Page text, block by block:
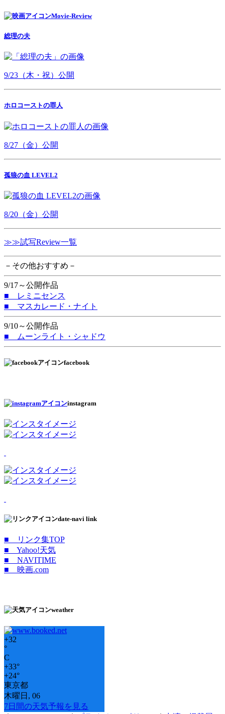
Movie-Review
総理の夫
9/23（木・祝）公開
ホロコーストの罪人
8/27（金）公開
孤狼の血 LEVEL2
8/20（金）公開
≫≫試写Review一覧
－その他おすすめ－
9/17～公開作品
■ レミニセンス
■ マスカレード・ナイト
9/10～公開作品
■ ムーンライト・シャドウ
facebook
instagram
date-navi link
■ リンク集TOP
■ Yahoo!天気
■ NAVITIME
■ 映画.com
weather
+32
°
C
+33°
+24°
東京都
木曜日, 06
7日間の天気予報を見る